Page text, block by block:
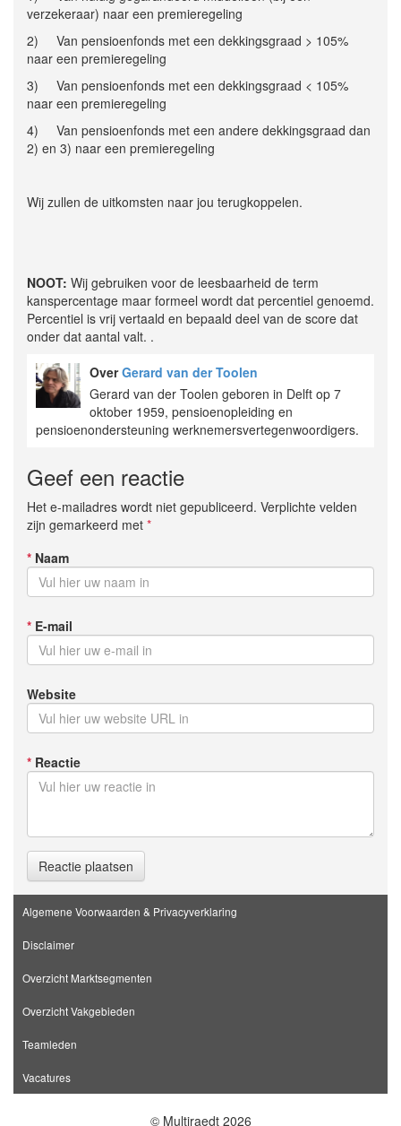
verzekeraar) naar een premieregeling
2) Van pensioenfonds met een dekkingsgraad > 105%
naar een premieregeling
3) Van pensioenfonds met een dekkingsgraad < 105%
naar een premieregeling
4) Van pensioenfonds met een andere dekkingsgraad dan
2) en 3) naar een premieregeling
Wij zullen de uitkomsten naar jou terugkoppelen.
NOOT: Wij gebruiken voor de leesbaarheid de term
kanspercentage maar formeel wordt dat percentiel genoemd.
Percentiel is vrij vertaald en bepaald deel van de score dat
onder dat aantal valt. .
OverGerard van der Toolen
Gerard van der Toolen geboren in Delft op 7
oktober 1959, pensioenopleiding en
pensioenondersteuning werknemersvertegenwoordigers.
Geef een reactie
Het e-mailadres wordt niet gepubliceerd. Verplichte velden
zijn gemarkeerd met *
* Naam
* E-mail
Website
* Reactie
Reactie plaatsen
Algemene Voorwaarden & Privacyverklaring
Disclaimer
Overzicht Marktsegmenten
Overzicht Vakgebieden
Teamleden
Vacatures
© Multiraedt 2026